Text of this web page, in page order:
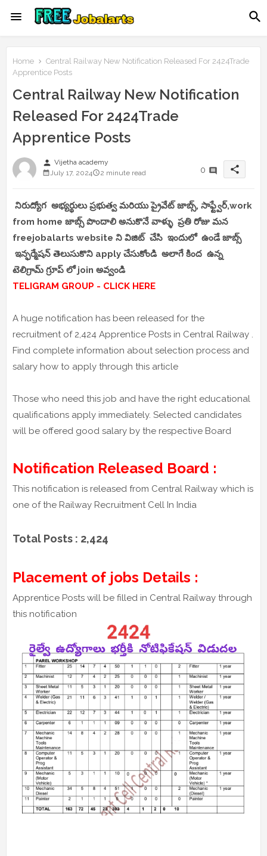
Home
Central Railway New Notification Released For 2424Trade
Apprentice Posts
Central Railway New Notification
Released For 2424Trade
Apprentice Posts
person Vijetha academy
July 17, 2024
2 minute read 0 share
నిరుద్యోగ అభ్యర్థులు ప్రభుత్వ మరియు ప్రైవేట్ జాబ్స్, సాఫ్ట్వేర్,work
from home జాబ్స్ పొందాలి అనుకొనే వాళ్ళు ప్రతి రోజు మన
freejobalarts website ని విజిట్ చేసి ఇందులో ఉండే జాబ్స్
ఇన్ఫర్మేషన్ తెలుసుకొని apply చేసుకోండి అలాగే కింద ఉన్న
టెలిగ్రామ్ గ్రూప్ లో join అవ్వండి
TELIGRAM GROUP - CLICK HERE
A huge notification has been released for the
recruitment of 2,424 Apprentice Posts in Central Railway .
Find complete information about selection process and
salary how to apply through this article
Those who need this job and have the right educational
qualifications apply immediately. Selected candidates
will be offered good salary by the respective Board
Notification Released Board :
This notification is released from Central Railway which is
one of the Railway Recruitment Cell In India
Total Posts : 2,424
Placement of jobs Details :
Apprentice Posts will be filled in Central Railway through
this notification